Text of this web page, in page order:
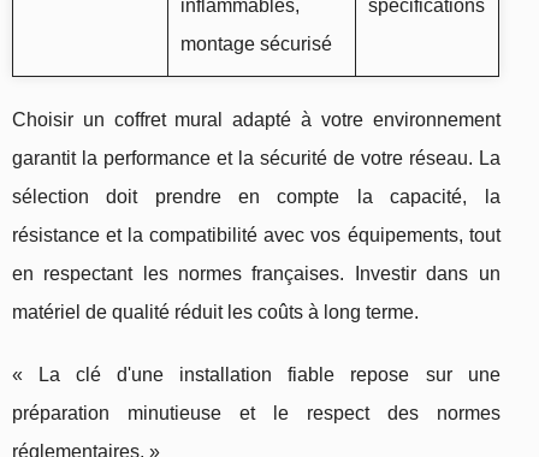
inflammables,
montage sécurisé
spécifications
Choisir un coffret mural adapté à votre environnement
garantit la performance et la sécurité de votre réseau. La
sélection doit prendre en compte la capacité, la
résistance et la compatibilité avec vos équipements, tout
en respectant les normes françaises. Investir dans un
matériel de qualité réduit les coûts à long terme.
« La clé d'une installation fiable repose sur une
préparation minutieuse et le respect des normes
réglementaires. »